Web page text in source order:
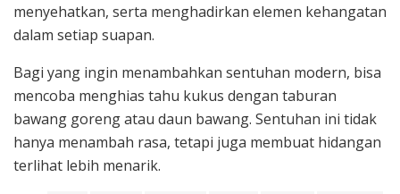
menyehatkan, serta menghadirkan elemen kehangatan
dalam setiap suapan.
Bagi yang ingin menambahkan sentuhan modern, bisa
mencoba menghias tahu kukus dengan taburan
bawang goreng atau daun bawang. Sentuhan ini tidak
hanya menambah rasa, tetapi juga membuat hidangan
terlihat lebih menarik.